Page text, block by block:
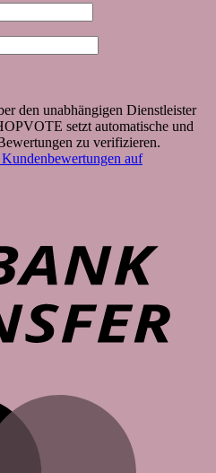
den unabhängigen Dienstleister
setzt automatische und
zu verifizieren.
auf